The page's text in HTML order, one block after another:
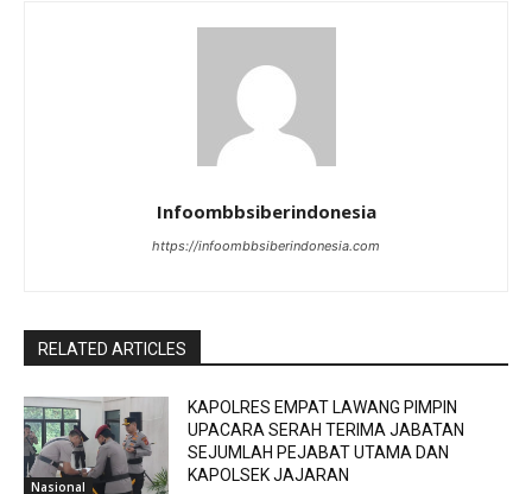
Infoombbsiberindonesia
https://infoombbsiberindonesia.com
RELATED ARTICLES
Nasional
KAPOLRES EMPAT LAWANG PIMPIN
UPACARA SERAH TERIMA JABATAN
SEJUMLAH PEJABAT UTAMA DAN
KAPOLSEK JAJARAN